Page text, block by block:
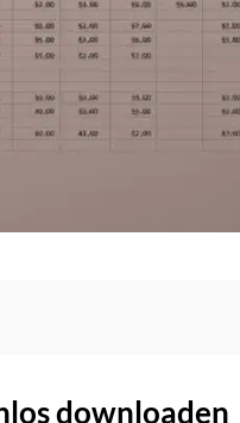
downloaden